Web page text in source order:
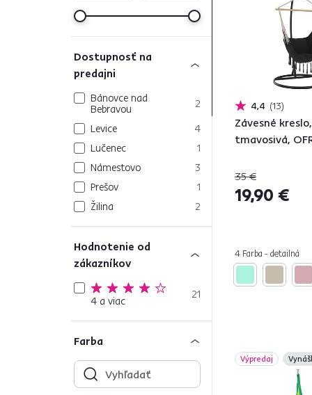
Dostupnosť na
predajni
Bánovce nad
Bebravou
2
Levice
4
Lučenec
1
Námestovo
3
Prešov
1
Žilina
2
Hodnotenie od
zákazníkov
4 a viac 21
Farba
4,4 13
Závesné kreslo,
tmavosivá,
35 €
19,90 €
4 Farba - detailná
Výpredaj